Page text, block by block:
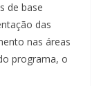
de base
das
nas áreas
programa, o